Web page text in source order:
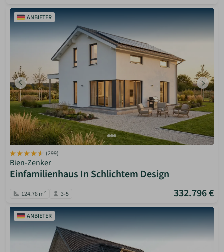
ANBIETER
(299)
Bien-Zenker
Einfamilienhaus In Schlichtem Design
124.78 m² 3-5 332.796 €
ANBIETER